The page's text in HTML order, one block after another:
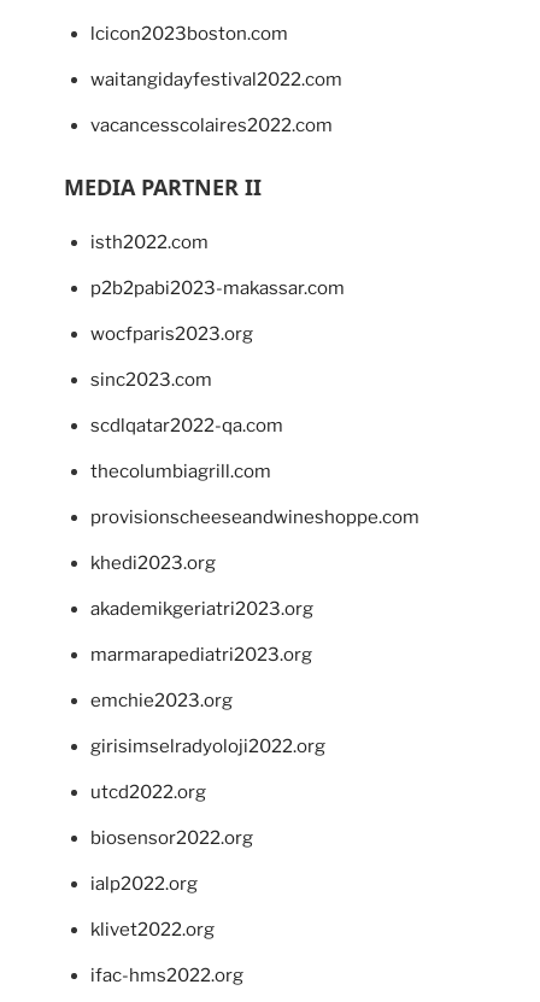
lcicon2023boston.com
waitangidayfestival2022.com
vacancesscolaires2022.com
MEDIA PARTNER II
isth2022.com
p2b2pabi2023-makassar.com
wocfparis2023.org
sinc2023.com
scdlqatar2022-qa.com
thecolumbiagrill.com
provisionscheeseandwineshoppe.com
khedi2023.org
akademikgeriatri2023.org
marmarapediatri2023.org
emchie2023.org
girisimselradyoloji2022.org
utcd2022.org
biosensor2022.org
ialp2022.org
klivet2022.org
ifac-hms2022.org